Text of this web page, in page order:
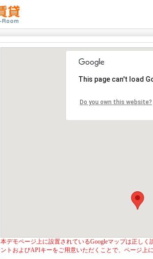
This page can't load
Do you own this website?
本デモページ上に設置されているGoogleマップは正し
ントおよびAPIキーをご用意いただくことで、ページ上